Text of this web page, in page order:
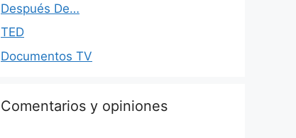
Después De…
TED
Documentos TV
Comentarios y opiniones